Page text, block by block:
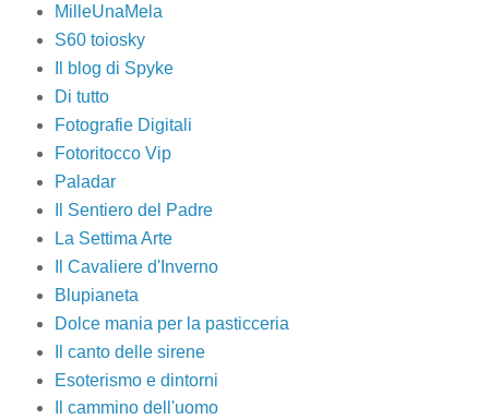
MilleUnaMela
S60 toiosky
Il blog di Spyke
Di tutto
Fotografie Digitali
Fotoritocco Vip
Paladar
Il Sentiero del Padre
La Settima Arte
Il Cavaliere d'Inverno
Blupianeta
Dolce mania per la pasticceria
Il canto delle sirene
Esoterismo e dintorni
Il cammino dell'uomo